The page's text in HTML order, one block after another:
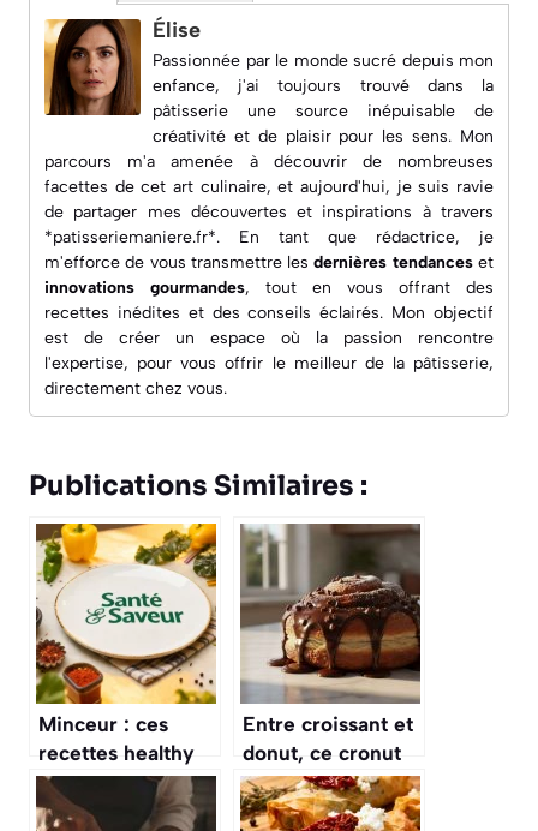
Élise
Passionnée par le monde sucré depuis mon
enfance, j'ai toujours trouvé dans la
pâtisserie une source inépuisable de
créativité et de plaisir pour les sens. Mon
parcours m'a amenée à découvrir de nombreuses
facettes de cet art culinaire, et aujourd'hui, je suis ravie
de partager mes découvertes et inspirations à travers
*patisseriemaniere.fr*. En tant que rédactrice, je
m'efforce de vous transmettre lesdernières tendanceset
innovations gourmandes, tout en vous offrant des
recettes inédites et des conseils éclairés. Mon objectif
est de créer un espace où la passion rencontre
l'expertise, pour vous offrir le meilleur de la pâtisserie,
directement chez vous.
Publications Similaires :
Minceur : ces
recettes healthy
bluffantes qui font
fondre sans
Entre croissant et
donut, ce cronut
au chocolat est la
pâtisserie la plus